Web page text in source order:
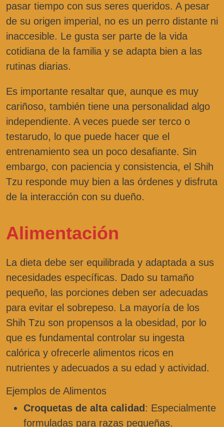
pasar tiempo con sus seres queridos. A pesar
de su origen imperial, no es un perro distante ni
inaccesible. Le gusta ser parte de la vida
cotidiana de la familia y se adapta bien a las
rutinas diarias.
Es importante resaltar que, aunque es muy
cariñoso, también tiene una personalidad algo
independiente. A veces puede ser terco o
testarudo, lo que puede hacer que el
entrenamiento sea un poco desafiante. Sin
embargo, con paciencia y consistencia, el Shih
Tzu responde muy bien a las órdenes y disfruta
de la interacción con su dueño.
Alimentación
La dieta debe ser equilibrada y adaptada a sus
necesidades específicas. Dado su tamaño
pequeño, las porciones deben ser adecuadas
para evitar el sobrepeso. La mayoría de los
Shih Tzu son propensos a la obesidad, por lo
que es fundamental controlar su ingesta
calórica y ofrecerle alimentos ricos en
nutrientes y adecuados a su edad y actividad.
Ejemplos de Alimentos
Croquetas de alta calidad : Especialmente
formuladas para razas pequeñas.